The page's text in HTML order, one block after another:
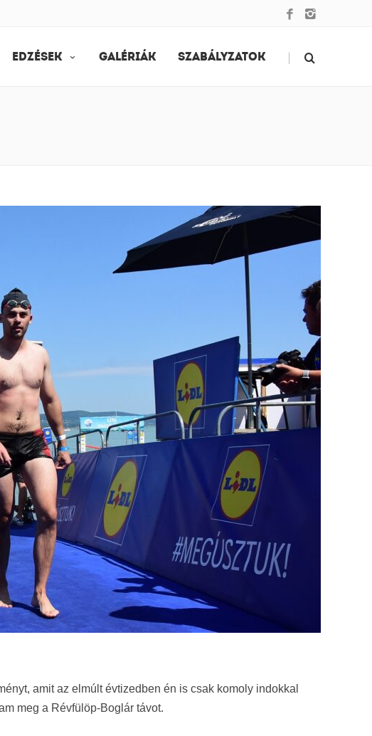
EDZÉSEK GALÉRIÁK SZABÁLYZATOK |
amit az elmúlt évtizedben én is csak komoly indokkal
meg a Révfülöp-Boglár távot.